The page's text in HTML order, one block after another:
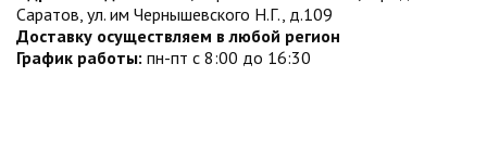
Саратов, ул. им Чернышевского Н.Г., д.109
Доставку осуществляем в любой регион
График работы: пн-пт с 8:00 до 16:30